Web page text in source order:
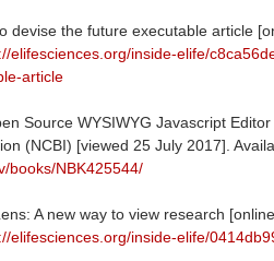
devise the future executable article
elifesciences.org/inside-elife/
article
Source WYSIWYG Javascript
(NCBI) [viewed 25 July 2017].
books/NBK425544/
A new way to view research
elifesciences.org/inside-elife/